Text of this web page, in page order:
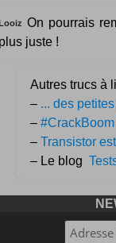
On pourrais
juste !
Autres trucs à
– ... des
–
– Transistor
– Le blog